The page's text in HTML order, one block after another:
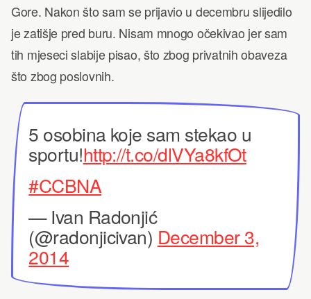
Gore. Nakon što sam se prijavio u decembru slijedilo
je zatišje pred buru. Nisam mnogo očekivao jer sam
tih mjeseci slabije pisao, što zbog privatnih obaveza
što zbog poslovnih.
5 osobina koje sam stekao u
sportu!http://t.co/dlVYa8kfOt
#CCBNA
— Ivan Radonjić
(@radonjicivan) December 3,
2014